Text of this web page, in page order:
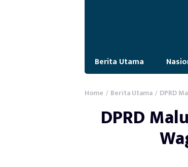
Berita Utama
Home / Berita Utama / DPRD
DPRD